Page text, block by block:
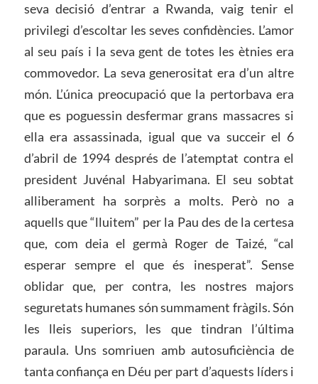
seva decisió d’entrar a Rwanda, vaig tenir el
privilegi d’escoltar les seves confidències. L’amor
al seu país i la seva gent de totes les ètnies era
commovedor. La seva generositat era d’un altre
món. L’única preocupació que la pertorbava era
que es poguessin desfermar grans massacres si
ella era assassinada, igual que va succeir el 6
d’abril de 1994 després de l’atemptat contra el
president Juvénal Habyarimana. El seu sobtat
alliberament ha sorprès a molts. Però no a
aquells que “lluitem” per la Pau des de la certesa
que, com deia el germà Roger de Taizé, “cal
esperar sempre el que és inesperat”. Sense
oblidar que, per contra, les nostres majors
seguretats humanes són summament fràgils. Són
les lleis superiors, les que tindran l’última
paraula. Uns somriuen amb autosuficiència de
tanta confiança en Déu per part d’aquests líders i